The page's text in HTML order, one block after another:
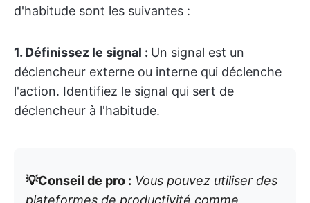
d'habitude sont les suivantes :
1. Définissez le signal : Un signal est un
déclencheur externe ou interne qui déclenche
l'action. Identifiez le signal qui sert de
déclencheur à l'habitude.
💡Conseil de pro : Vous pouvez utiliser des